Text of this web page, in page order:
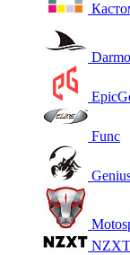
Func
NZXT